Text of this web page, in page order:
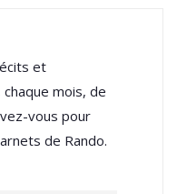
et
mois, de
vous pour
de Rando.